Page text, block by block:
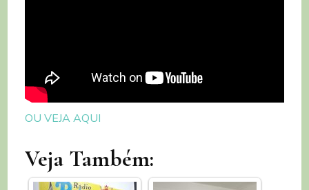
OU VEJA AQUI
Veja Também: